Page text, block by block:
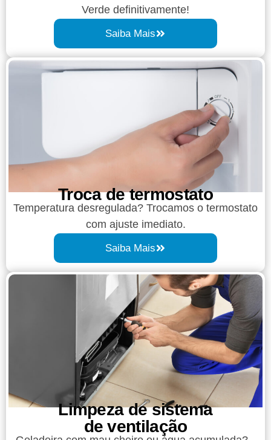
Verde definitivamente!
Saiba Mais
Troca de termostato
Temperatura desregulada? Trocamos o termostato
com ajuste imediato.
Saiba Mais
Limpeza de sistema
de ventilação